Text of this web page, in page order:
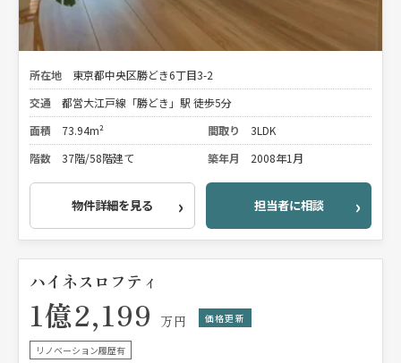
所在地
東京都中央区勝どき6丁目3-2
交通
都営大江戸線「勝どき」駅 徒歩5分
面積
73.94m² 間取り
3LDK
階数
37階/58階建て 築年月 2008年1月
物件詳細を見る 担当者に相談
ハイネスロフティ
1億2,199 万円 価格更新
リノベーション履歴有